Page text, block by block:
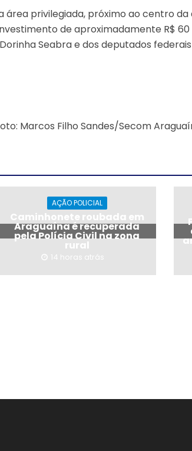
área privilegiada, próximo ao centro
de aproximadamente R$ 60
Seabra e dos deputados
Marcos Filho Sandes/Secom
AÇÃO POLICIAL
Caminhonete roubada em
Araguaína é recuperada
pela Polícia Civil na zona
rural
14 horas atrás